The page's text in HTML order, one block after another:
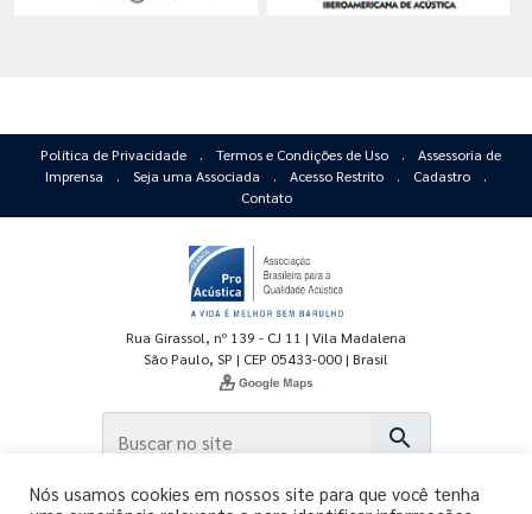
Política de Privacidade . Termos e Condições de Uso .
Assessoria de
Imprensa
. Seja uma Associada . Acesso Restrito . Cadastro
.
Contato
Rua Girassol, nº 139 - CJ 11 | Vila Madalena
São Paulo, SP | CEP 05433-000 | Brasil
search
Nós usamos cookies em nossos site para que você tenha